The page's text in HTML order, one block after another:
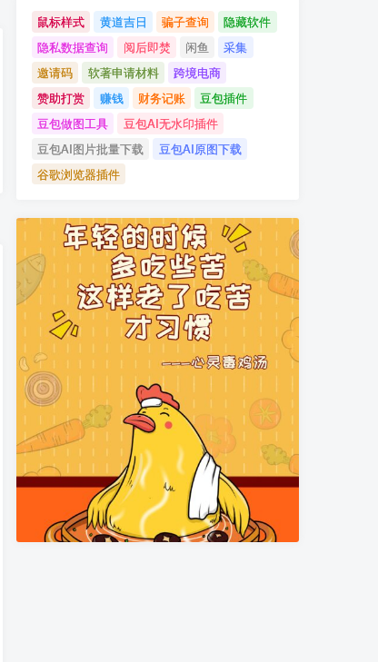
鼠标样式 黄道吉日 骗子查询
隐藏软件
隐私数据查询
阅后即焚 闲鱼
采集
邀请码
软著申请材料
跨境电商
赞助打赏
赚钱 财务记账
豆包插件
豆包做图工具
豆包AI无水印插件
豆包AI图片批量下载
豆包AI原图下载
谷歌浏览器插件